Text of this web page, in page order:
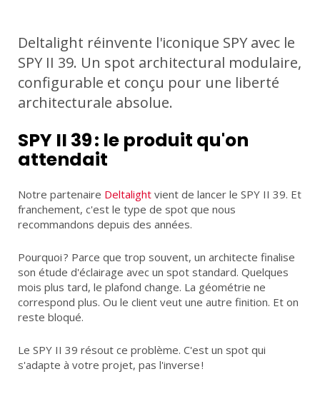
PROJETS
Deltalight réinvente l'iconique SPY avec le
SPY II 39. Un spot architectural modulaire,
configurable et conçu pour une liberté
architecturale absolue.
SPY II 39 : le produit qu'on
attendait
Notre partenaire Deltalight vient de lancer le SPY II 39. Et
franchement, c'est le type de spot que nous
recommandons depuis des années.
Pourquoi ? Parce que trop souvent, un architecte finalise
son étude d'éclairage avec un spot standard. Quelques
mois plus tard, le plafond change. La géométrie ne
correspond plus. Ou le client veut une autre finition. Et on
reste bloqué.
Le SPY II 39 résout ce problème. C'est un spot qui
s'adapte à votre projet, pas l'inverse !